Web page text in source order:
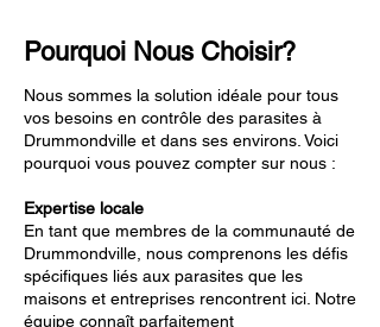
Pourquoi Nous Choisir?
Nous sommes la solution idéale pour tous
vos besoins en contrôle des parasites à
Drummondville et dans ses environs. Voici
pourquoi vous pouvez compter sur nous :
Expertise locale
En tant que membres de la communauté de
Drummondville, nous comprenons les défis
spécifiques liés aux parasites que les
maisons et entreprises rencontrent ici. Notre
équipe connaît parfaitement